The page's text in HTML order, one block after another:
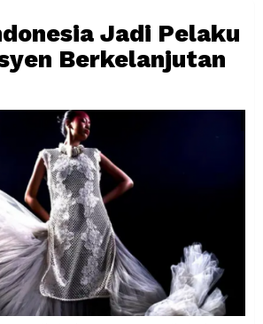
Jadi Pelaku
Berkelanjutan